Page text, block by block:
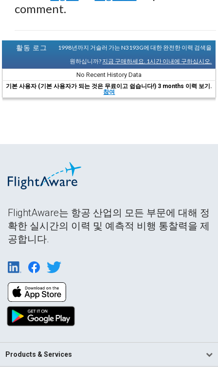
comment.
활동 로그
1998년까지 거슬러 가는 N3193G에 대한 완전한 이력 검색을
원하십니까? 지금 구매하세요. 1시간 이내에 구하십시오.
No Recent History Data
기본 사용자 (기본 사용자가 되는 것은 무료이고 쉽습니다!) 3 months 이력 보기.
참여
FlightAware는 항공 산업의 모든 부문에 대해 정
확한 실시간의 이력 및 예측적 비행 통찰력을 제
공합니다.
Products & Services